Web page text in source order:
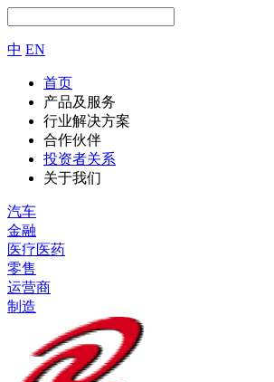
中 EN
首页
产品及服务
行业解决方案
合作伙伴
投资者关系
关于我们
汽车
金融
医疗医药
零售
运营商
制造